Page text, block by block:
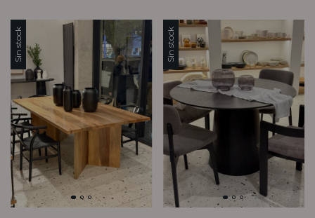
Sin stock Sin stock